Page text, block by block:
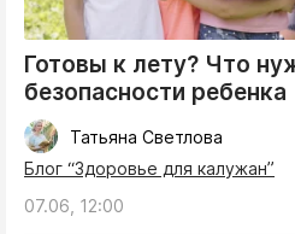
Готовы к лету? Что
безопасности ребенка
Татьяна Светлова
Блог “Здоровье для калужан”
07.06, 12:00